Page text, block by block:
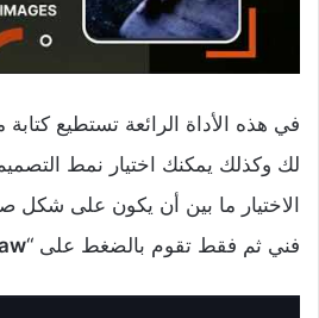
في هذه الأداة الرائعة تستطيع
لك وكذلك يمكنك اختيار نمط
الاختيار ما بين أن يكون على
فني ثم فقط تقوم بالضغط على “